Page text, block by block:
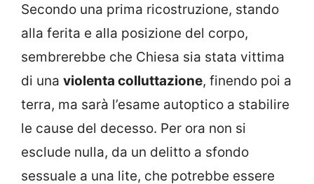
Secondo una prima ricostruzione, stando
alla ferita e alla posizione del corpo,
sembrerebbe che Chiesa sia stata vittima
di una violenta colluttazione, finendo poi a
terra, ma sarà l’esame autoptico a stabilire
le cause del decesso. Per ora non si
esclude nulla, da un delitto a sfondo
sessuale a una lite, che potrebbe essere